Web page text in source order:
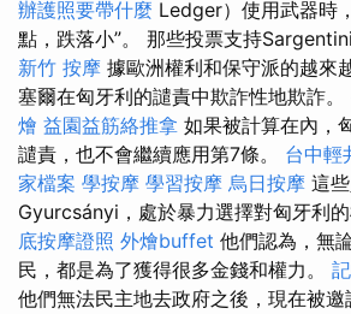
辦護照要帶什麼 Ledger）使用武器時
點，跌落小”。 那些投票支持
新竹 按摩 據歐洲權利和保守派的越來
塞爾在匈牙利的譴責中欺詐性地欺詐。
燴 益園益筋絡推拿 如果被計算在內，
譴責，也不會繼續應用第7條。 台中輕
家檔案 學按摩 學習按摩 烏日按摩 這
Gyurcsányi，處於暴力選擇對匈牙利
底按摩證照 外燴buffet 他們認為，無
民，都是為了獲得很多金錢和權力。
他們無法民主地去政府之後，現在被